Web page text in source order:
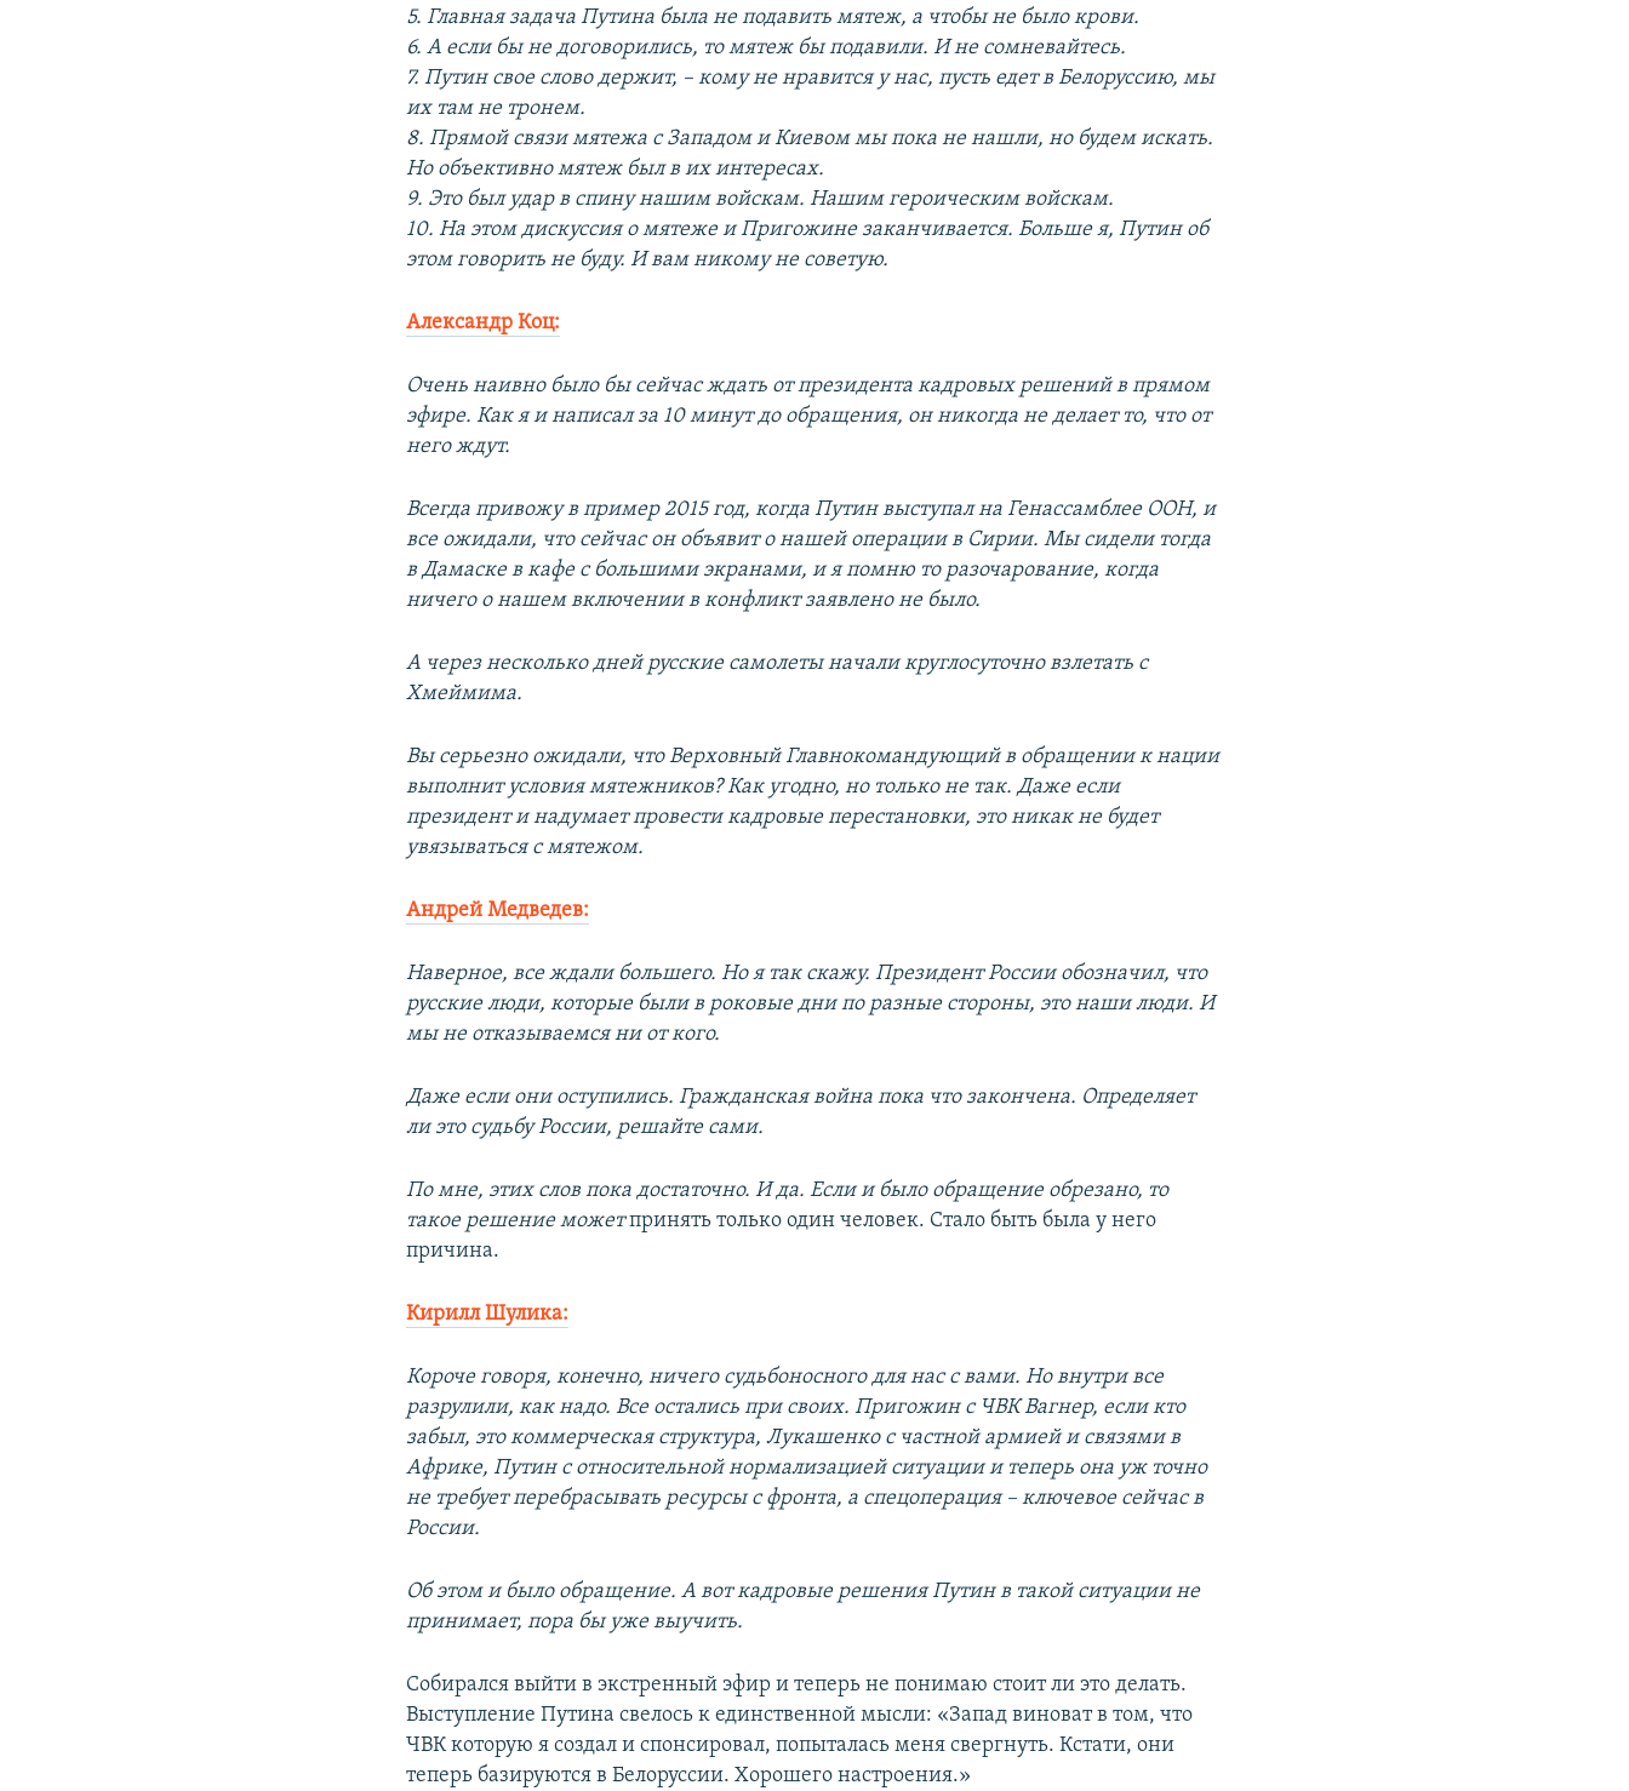
5. Главная задача Путина была не подавить мятеж, а чтобы не было крови.
6. А если бы не договорились, то мятеж бы подавили. И не сомневайтесь.
7. Путин свое слово держит, – кому не нравится у нас, пусть едет в Белоруссию, мы
их там не тронем.
8. Прямой связи мятежа с Западом и Киевом мы пока не нашли, но будем искать.
Но объективно мятеж был в их интересах.
9. Это был удар в спину нашим войскам. Нашим героическим войскам.
10. На этом дискуссия о мятеже и Пригожине заканчивается. Больше я, Путин об
этом говорить не буду. И вам никому не советую.
Александр Коц:
Очень наивно было бы сейчас ждать от президента кадровых решений в прямом
эфире. Как я и написал за 10 минут до обращения, он никогда не делает то, что от
него ждут.
Всегда привожу в пример 2015 год, когда Путин выступал на Генассамблее ООН, и
все ожидали, что сейчас он объявит о нашей операции в Сирии. Мы сидели тогда
в Дамаске в кафе с большими экранами, и я помню то разочарование, когда
ничего о нашем включении в конфликт заявлено не было.
А через несколько дней русские самолеты начали круглосуточно взлетать с
Хмеймима.
Вы серьезно ожидали, что Верховный Главнокомандующий в обращении к нации
выполнит условия мятежников? Как угодно, но только не так. Даже если
президент и надумает провести кадровые перестановки, это никак не будет
увязываться с мятежом.
Андрей Медведев:
Наверное, все ждали большего. Но я так скажу. Президент России обозначил, что
русские люди, которые были в роковые дни по разные стороны, это наши люди. И
мы не отказываемся ни от кого.
Даже если они оступились. Гражданская война пока что закончена. Определяет
ли это судьбу России, решайте сами.
По мне, этих слов пока достаточно. И да. Если и было обращение обрезано, то
такое решение можетпринять только один человек. Стало быть была у него
причина.
Кирилл Шулика:
Короче говоря, конечно, ничего судьбоносного для нас с вами. Но внутри все
разрулили, как надо. Все остались при своих. Пригожин с ЧВК Вагнер, если кто
забыл, это коммерческая структура, Лукашенко с частной армией и связями в
Африке, Путин с относительной нормализацией ситуации и теперь она уж точно
не требует перебрасывать ресурсы с фронта, а спецоперация – ключевое сейчас в
России.
Об этом и было обращение. А вот кадровые решения Путин в такой ситуации не
принимает, пора бы уже выучить.
Собирался выйти в экстренный эфир и теперь не понимаю стоит ли это делать.
Выступление Путина свелось к единственной мысли: «Запад виноват в том, что
ЧВК которую я создал и спонсировал, попыталась меня свергнуть. Кстати, они
теперь базируются в Белоруссии. Хорошего настроения.»